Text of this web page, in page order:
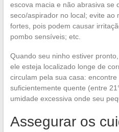
escova macia e não abrasiva se
seco/aspirador no local; evite ao
fortes, pois podem causar
pombo sensíveis; etc.
Quando seu ninho estiver
ele esteja localizado longe de
circulam pela sua casa:
suficientemente quente (entre
umidade excessiva onde seu
Assegurar os